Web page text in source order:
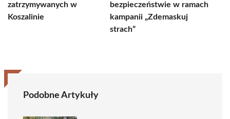
zatrzymywanych w
Koszalinie
bezpieczeństwie w ramach
kampanii „Zdemaskuj
strach”
Podobne Artykuły